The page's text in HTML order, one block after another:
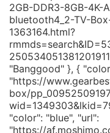
2GB-DDR3-8GB-4K-
bluetooth4_2-TV-
1363164.html?
"Banggood" }, {
"https://
box/
"color": "blue", "url":
"https://